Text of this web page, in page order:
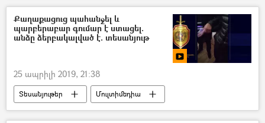
Քաղաքացուց պահանջել և
պարբերաբար գումար է ստացել.
անձը ձերբակալված է. տեսանյութ
25 ապրիլի 2019, 21:38
Տեսանյութեր
Մուլտիմեդիա
ՀՀ Ոստիկանություն
Վանաձոր